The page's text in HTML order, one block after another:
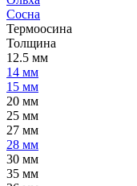
Сосна
Термоосина
Толщина
12.5 мм
14 мм
15 мм
20 мм
25 мм
27 мм
28 мм
30 мм
35 мм